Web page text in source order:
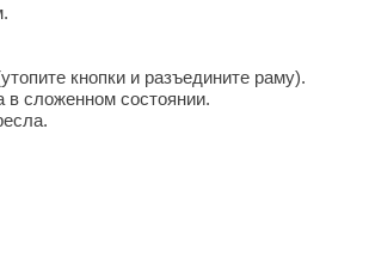
кнопки и разъедините раму).
сложенном состоянии.